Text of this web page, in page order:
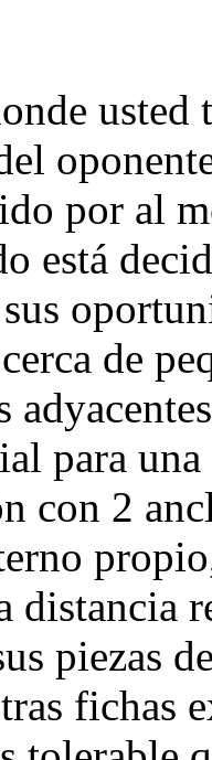
por al
está
de
para
con 2
distancia
piezas
fichas